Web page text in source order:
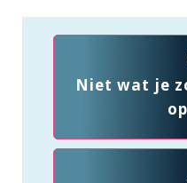
Niet wat je